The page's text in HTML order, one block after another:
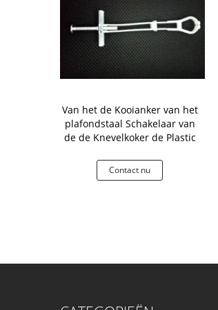
Van het de Kooianker van het
plafondstaal Schakelaar van
de de Knevelkoker de Plastic
Contact nu